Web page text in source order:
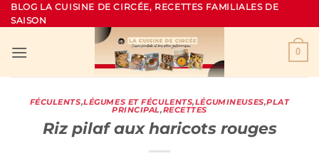
Passer
au
BLOG LA CUISINE DE CIRCÉE, RECETTES FAMILIALES DE
SAISON
0
FÉCULENTS,LÉGUMES ET FÉCULENTS,LÉGUMINEUSES,PLAT
PRINCIPAL,RECETTES
Riz pilaf aux haricots rouges